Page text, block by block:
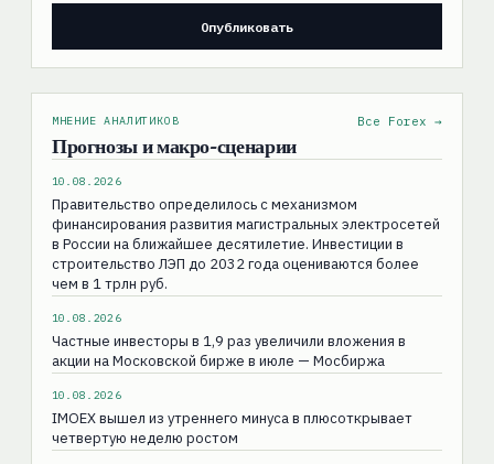
МНЕНИЕ АНАЛИТИКОВ
Прогнозы и макро-сценарии
Все Forex →
10.08.2026
Правительство определилось с механизмом
финансирования развития магистральных электросетей
в России на ближайшее десятилетие. Инвестиции в
строительство ЛЭП до 2032 года оцениваются более
чем в 1 трлн руб.
10.08.2026
Частные инвесторы в 1,9 раз увеличили вложения в
акции на Московской бирже в июле — Мосбиржа
10.08.2026
IMOEX вышел из утреннего минуса в плюсоткрывает
четвертую неделю ростом